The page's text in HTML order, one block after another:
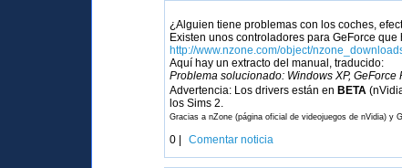
¿Alguien tiene problemas con los coches,
Existen unos controladores para GeForce
http://www.nzone.com/object/
Aquí hay un extracto del manual, traducido:
Problema solucionado: Windows XP,
Advertencia: Los drivers están en BETA
los Sims 2.
Gracias a nZone (página oficial de videojuegos de nVidia) y
0 | Comentar noticia